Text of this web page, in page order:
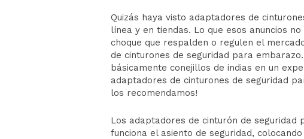
Quizás haya visto adaptadores de
línea y en tiendas. Lo que esos anuncios
choque que respalden o regulen el
de cinturones de seguridad para embarazo
básicamente conejillos de indias en un
adaptadores de cinturones de seguridad
los recomendamos!
Los adaptadores de cinturón de seguridad
funciona el asiento de seguridad,